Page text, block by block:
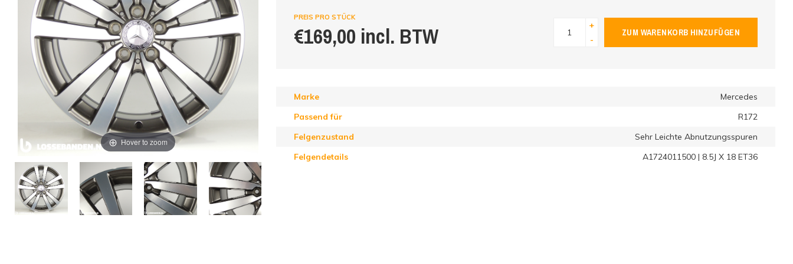
Hover to zoom
PREIS PRO STÜCK
€169,00 incl. BTW
+
-
ZUM WARENKORB HINZUFÜGEN
Marke
Mercedes
Passend für
R172
Felgenzustand
Sehr Leichte Abnutzungsspuren
Felgendetails
A1724011500 | 8.5J X 18 ET36